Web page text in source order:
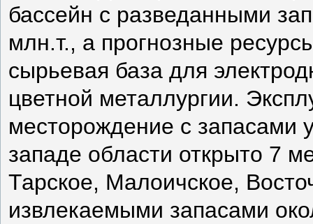
бассейн с разведанными
млн.т., а прогнозные
сырьевая база для
цветной металлургии.
месторождение с запасами
западе области открыто 7
Тарское, Малоичское,
извлекаемыми запасами